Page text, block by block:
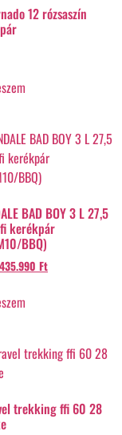
12 rózsaszín
BAD BOY 3 L 27,5
kerékpár
BBQ)
435.990 Ft
trekking ffi 60 28